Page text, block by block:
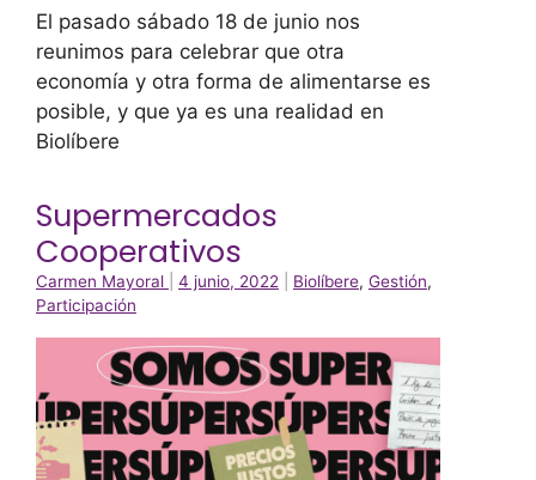
El pasado sábado 18 de junio nos
reunimos para celebrar que otra
economía y otra forma de alimentarse es
posible, y que ya es una realidad en
Biolíbere
Supermercados
Cooperativos
Carmen Mayoral 4 junio, 2022 Biolíbere, Gestión,
Participación